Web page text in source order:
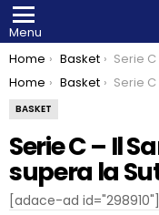
Menu
You are here:
Home Basket
Serie C – Il San Nicola
You are here:
Home Basket Serie C – Il San Nicola
BASKET
Serie C – Il
supera la
[adace-ad id="298910"]